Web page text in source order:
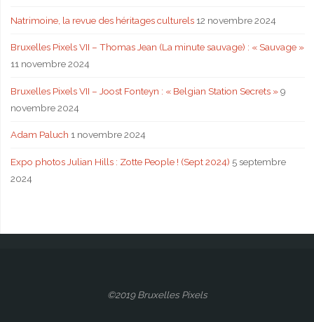
Natrimoine, la revue des héritages culturels 12 novembre 2024
Bruxelles Pixels VII – Thomas Jean (La minute sauvage) : « Sauvage »
11 novembre 2024
Bruxelles Pixels VII – Joost Fonteyn : « Belgian Station Secrets » 9
novembre 2024
Adam Paluch 1 novembre 2024
Expo photos Julian Hills : Zotte People ! (Sept 2024) 5 septembre
2024
©2019 Bruxelles Pixels